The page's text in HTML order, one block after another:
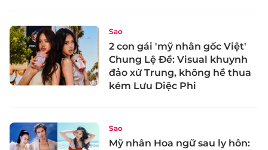
Sao
2 con gái 'mỹ nhân gốc Việt'
Chung Lệ Đề: Visual khuynh
đảo xứ Trung, không hề thua
kém Lưu Diệc Phi
Sao
Mỹ nhân Hoa ngữ sau ly hôn: